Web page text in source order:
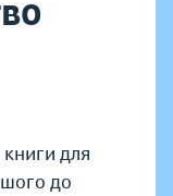
для
до